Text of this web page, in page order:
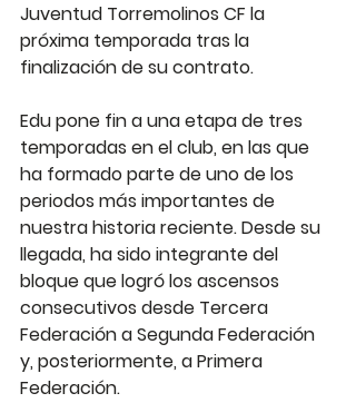
Juventud Torremolinos CF la
próxima temporada tras la
finalización de su contrato.
Edu pone fin a una etapa de tres
temporadas en el club, en las que
ha formado parte de uno de los
periodos más importantes de
nuestra historia reciente. Desde su
llegada, ha sido integrante del
bloque que logró los ascensos
consecutivos desde Tercera
Federación a Segunda Federación
y, posteriormente, a Primera
Federación.